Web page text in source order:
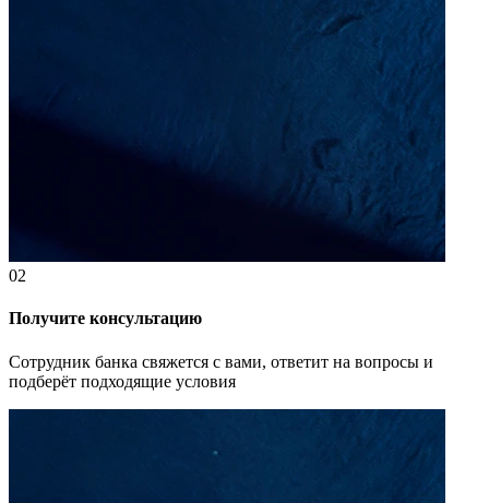
02
Получите консультацию
Сотрудник банка свяжется с вами, ответит на вопросы и
подберёт подходящие условия